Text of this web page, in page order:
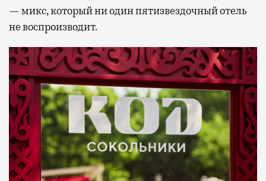
— микс, который ни один пятизвездочный отель
не воспроизводит.